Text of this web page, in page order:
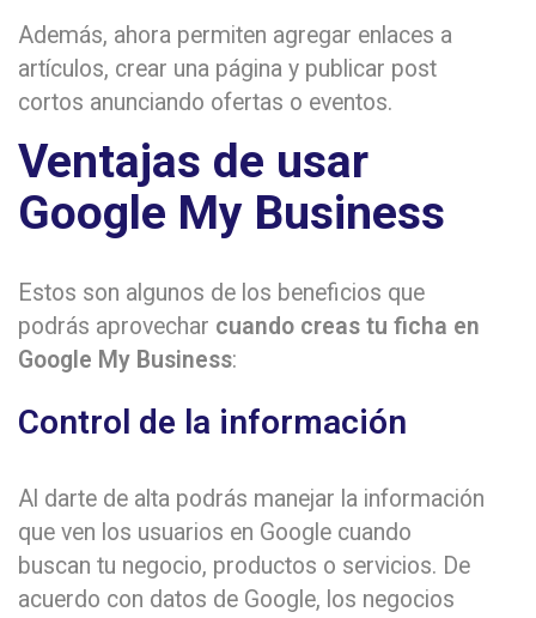
Además, ahora permiten agregar enlaces a
artículos, crear una página y publicar post
cortos anunciando ofertas o eventos.
Ventajas de usar
Google My Business
Estos son algunos de los beneficios que
podrás aprovechar cuando creas tu ficha en
Google My Business:
Control de la información
Al darte de alta podrás manejar la información
que ven los usuarios en Google cuando
buscan tu negocio, productos o servicios. De
acuerdo con datos de Google, los negocios